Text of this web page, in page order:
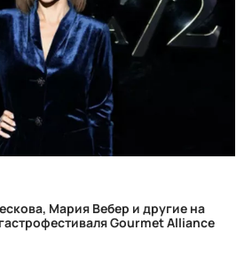
Мария Вебер и другие на
Gourmet Alliance